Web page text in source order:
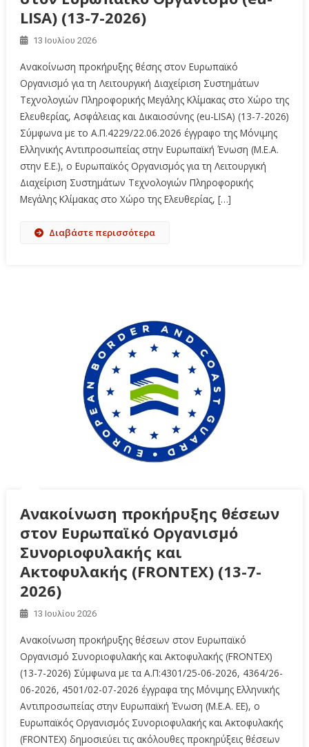
LISA) (13-7-2026)
13 Ιουλίου 2026
Ανακοίνωση προκήρυξης θέσης στον Ευρωπαϊκό
Οργανισμό για τη Λειτουργική Διαχείριση Συστημάτων
Τεχνολογιών Πληροφορικής Μεγάλης Κλίμακας στο Χώρο της
Ελευθερίας, Ασφάλειας και Δικαιοσύνης (eu-LISA) (13-7-2026)
Σύμφωνα με το Α.Π.4229/22.06.2026 έγγραφο της Μόνιμης
Ελληνικής Αντιπροσωπείας στην Ευρωπαϊκή Ένωση (Μ.Ε.Α.
στην Ε.Ε.), ο Ευρωπαϊκός Οργανισμός για τη Λειτουργική
Διαχείριση Συστημάτων Τεχνολογιών Πληροφορικής
Μεγάλης Κλίμακας στο Χώρο της Ελευθερίας, […]
Διαβάστε περισσότερα
Ανακοίνωση προκήρυξης θέσεων
στον Ευρωπαϊκό Οργανισμό
Συνοριοφυλακής και
Ακτοφυλακής (FRΟΝΤΕΧ) (13-7-
2026)
13 Ιουλίου 2026
Ανακοίνωση προκήρυξης θέσεων στον Ευρωπαϊκό
Οργανισμό Συνοριοφυλακής και Ακτοφυλακής (FRΟΝΤΕΧ)
(13-7-2026) Σύμφωνα με τα Α.Π:4301/25-06-2026, 4364/26-
06-2026, 4501/02-07-2026 έγγραφα της Μόνιμης Ελληνικής
Αντιπροσωπείας στην Ευρωπαϊκή Ένωση (Μ.Ε.Α. ΕΕ), ο
Ευρωπαϊκός Οργανισμός Συνοριοφυλακής και Ακτοφυλακής
(FRONTEX) δημοσιεύει τις ακόλουθες προκηρύξεις θέσεων